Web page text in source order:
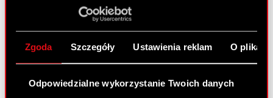
Zgoda Szczegóły Ustawienia reklam O
Odpowiedzialne wykorzystanie Twoich danych
PDF
podmiot zależny